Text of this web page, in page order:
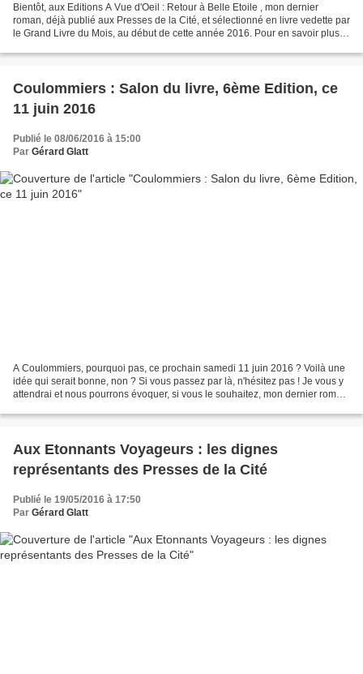
Bientôt, aux Editions A Vue d'Oeil : Retour à Belle Etoile , mon dernier
roman, déjà publié aux Presses de la Cité, et sélectionné en livre vedette par
le Grand Livre du Mois, au début de cette année 2016. Pour en savoir plus,
Coulommiers : Salon du livre, 6ème Edition, ce
11 juin 2016
Publié le 08/06/2016 à 15:00
Par Gérard Glatt
A Coulommiers, pourquoi pas, ce prochain samedi 11 juin 2016 ? Voilà une
idée qui serait bonne, non ? Si vous passez par là, n'hésitez pas ! Je vous y
attendrai et nous pourrons évoquer, si vous le souhaitez, mon dernier roman
Aux Etonnants Voyageurs : les dignes
représentants des Presses de la Cité
Publié le 19/05/2016 à 17:50
Par Gérard Glatt